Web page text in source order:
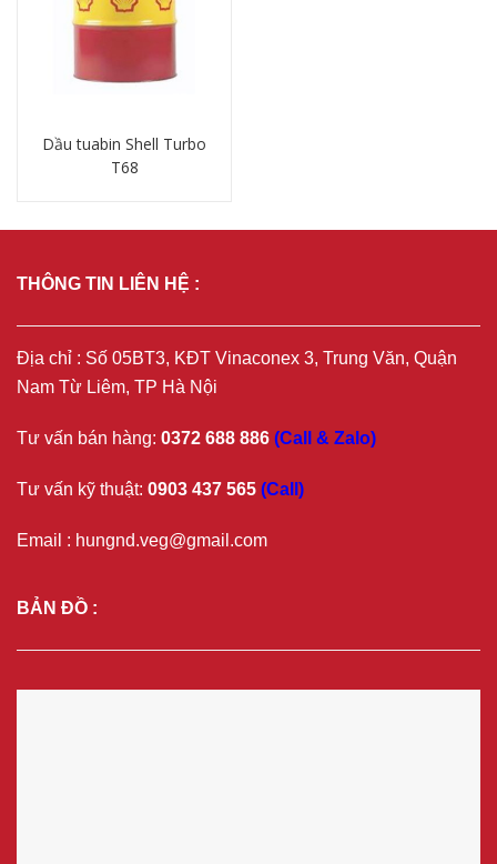
Dầu tuabin Shell Turbo
T68
THÔNG TIN LIÊN HỆ :
Địa chỉ : Số 05BT3, KĐT Vinaconex 3, Trung Văn, Quận
Nam Từ Liêm, TP Hà Nội
Tư vấn bán hàng: 0372 688 886 (Call & Zalo)
Tư vấn kỹ thuật: 0903 437 565 (Call)
Email : hungnd.veg@gmail.com
BẢN ĐỒ :